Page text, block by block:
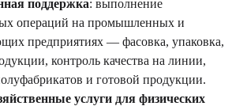
поддержка: выполнение
операций на промышленных и
предприятиях — фасовка, упаковка,
контроль качества на линии,
и готовой продукции.
услуги для физических